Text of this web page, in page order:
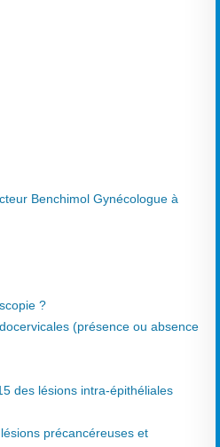
Benchimol Gynécologue à
?
(présence ou absence
des lésions intra-épithéliales
précancéreuses et